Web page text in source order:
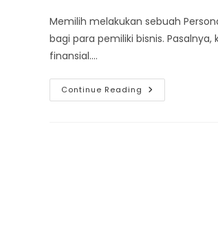
Memilih melakukan sebuah
bagi para pemiliki bisnis.
finansial.…
Continue Reading Perbedaan
Antara